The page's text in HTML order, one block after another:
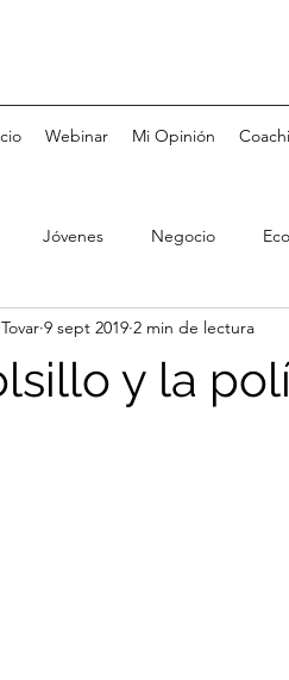
Webinar Mi Opinión
Jóvenes Negocio
Crédito Tarjetas de Crédito
y la
9 sept 2019 2 min de lectura